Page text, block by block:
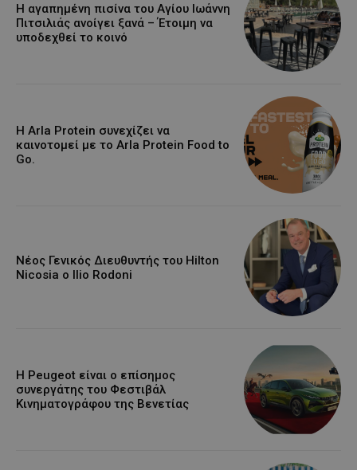
Η αγαπημένη πισίνα του Αγίου Ιωάννη
Πιτσιλιάς ανοίγει ξανά – Έτοιμη να
υποδεχθεί το κοινό
Η Arla Protein συνεχίζει να
καινοτομεί με το Arla Protein Food to
Go.
Νέος Γενικός Διευθυντής του Hilton
Nicosia ο Ilio Rodoni
Η Peugeot είναι ο επίσημος
συνεργάτης του Φεστιβάλ
Κινηματογράφου της Βενετίας